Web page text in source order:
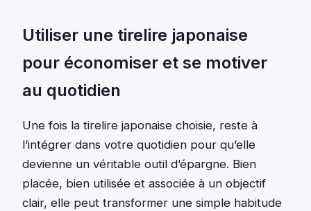
Utiliser une tirelire japonaise
pour économiser et se motiver
au quotidien
Une fois la tirelire japonaise choisie, reste à
l’intégrer dans votre quotidien pour qu’elle
devienne un véritable outil d’épargne. Bien
placée, bien utilisée et associée à un objectif
clair, elle peut transformer une simple habitude